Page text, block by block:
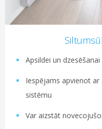
Apsildei un dzesēšanai
Iespējams apvienot
sistēmu
Var aizstāt